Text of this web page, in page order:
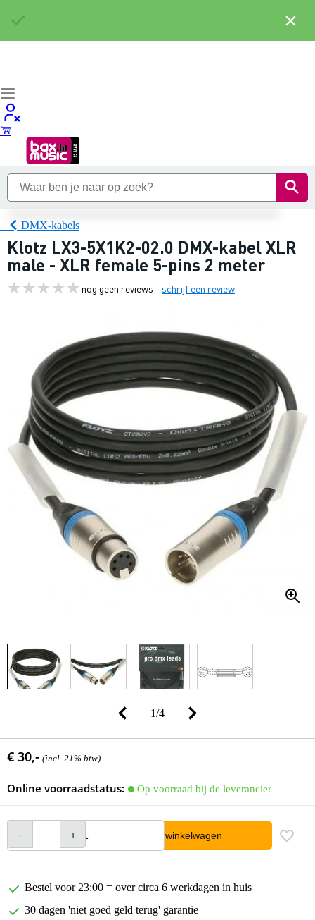
DMX-kabels
Klotz LX3-5X1K2-02.0 DMX-kabel XLR
male - XLR female 5-pins 2 meter
nog geen reviews schrijf een review
1/4
€ 30,- (incl. 21% btw)
Online voorraadstatus: Op voorraad bij de leverancier
In winkelwagen
Bestel voor 23:00 = over circa 6 werkdagen in huis
30 dagen 'niet goed geld terug' garantie
×